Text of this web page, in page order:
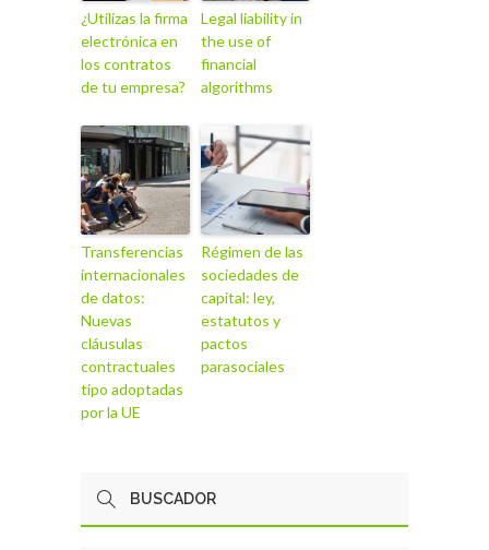
¿Utilizas la firma
electrónica en
los contratos
de tu empresa?
Legal liability in
the use of
financial
algorithms
Transferencias
internacionales
de datos:
Nuevas
cláusulas
contractuales
tipo adoptadas
por la UE
Régimen de las
sociedades de
capital: ley,
estatutos y
pactos
parasociales